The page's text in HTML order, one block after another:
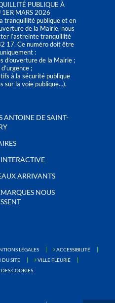
PUBLIQUE À
1ER MARS 2026
tranquillité publique et en
de la Mairie, nous
l’astreinte tranquillité
17. Ce numéro doit être
:
d’ouverture de la Mairie ;
;
à la sécurité publique
sur la voie publique…).
ANTOINE DE SAINT-
ARRIVANTS
NOUS
LÉGALES
ACCESSIBILITÉ
DU SITE
VILLE FLEURIE
COOKIES